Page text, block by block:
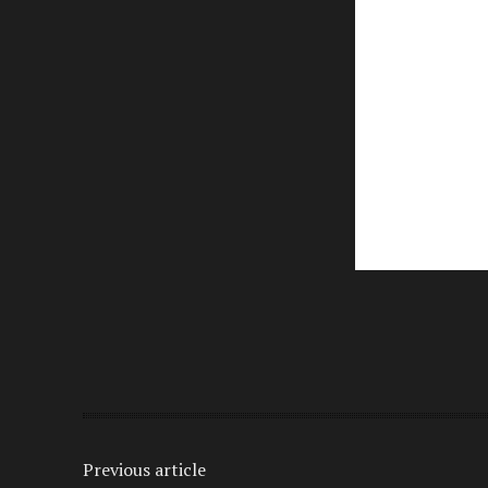
Previous article